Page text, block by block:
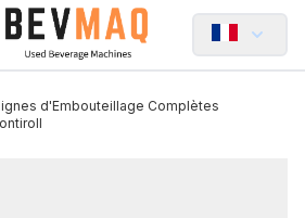
d'Embouteillage Complètes